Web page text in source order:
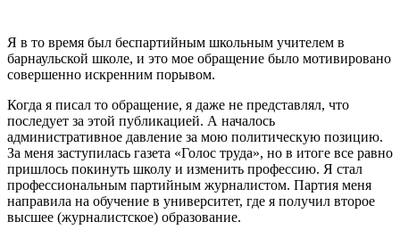
Я в то время был беспартийным школьным учителем в
барнаульской школе, и это мое обращение было мотивировано
совершенно искренним порывом.
Когда я писал то обращение, я даже не представлял, что
последует за этой публикацией. А началось
административное давление за мою политическую позицию.
За меня заступилась газета «Голос труда», но в итоге все равно
пришлось покинуть школу и изменить профессию. Я стал
профессиональным партийным журналистом. Партия меня
направила на обучение в университет, где я получил второе
высшее (журналистское) образование.